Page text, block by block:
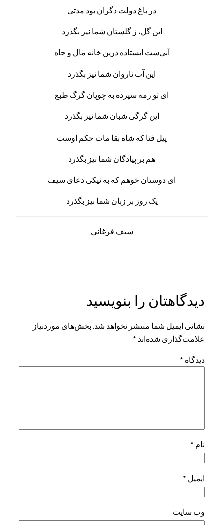
در باغ دولت دگران بود مدتی
این گل، ز گلستان شما نیز بگذرد
آبی‌ست ایستاده درین خانه مال و جاه
این آب ناروان شما نیز بگذرد
ای تو رمه سپرده به چوپان گرگ طبع
این گرگی شبان شما نیز بگذرد
پیل فنا که شاه بقا مات حکم اوست
هم بر پیادگان شما نیز بگذرد
ای دوستان خوهم که به نیکی دعای سیف
یک روز بر زبان شما نیز بگذرد
سیف فرغانی
دیدگاهتان را بنویسید
نشانی ایمیل شما منتشر نخواهد شد. بخش‌های موردنیاز
علامت‌گذاری شده‌اند *
دیدگاه *
نام *
ایمیل *
وب‌ سایت